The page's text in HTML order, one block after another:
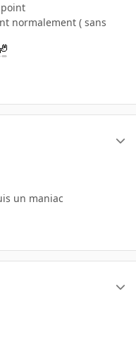
normalement ( sans
un maniac